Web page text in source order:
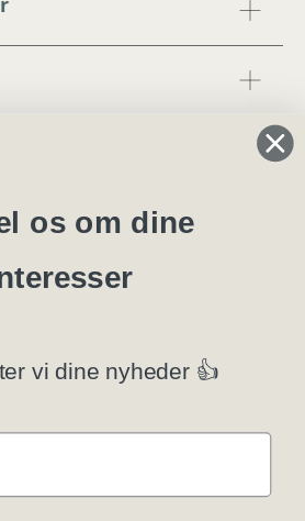
medlem
os om dine
vi dine nyheder 👍